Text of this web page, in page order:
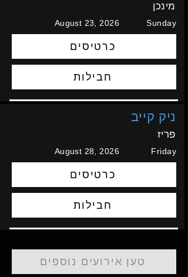
מינכן
August 23, 2026 Sunday
כרטיסים
חבילות
ניק קייב
פריז
August 28, 2026 Friday
כרטיסים
חבילות
טען אירועים נוספים